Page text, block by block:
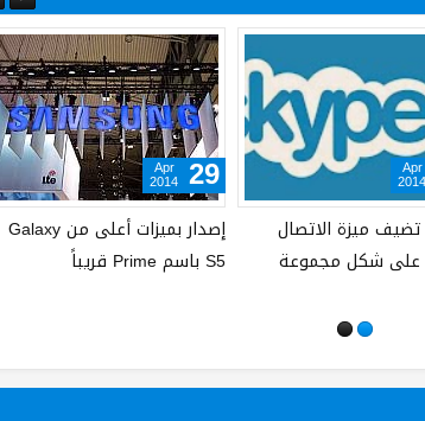
أول هاتف لوميا من
مايكروسوفت يحمل لقب
29
Apr
2014
شارب تطلق لوحياً
وضوح 1600×2560 بكسل
01
Oct
2013